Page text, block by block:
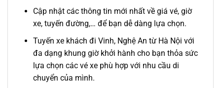
Cập nhật các thông tin mới nhất về giá vé, giờ
xe, tuyến đường,… để bạn dễ dàng lựa chọn.
Tuyến xe khách đi Vinh, Nghệ An từ Hà Nội với
đa dạng khung giờ khởi hành cho bạn thỏa sức
lựa chọn các vé xe phù hợp với nhu cầu di
chuyển của mình.